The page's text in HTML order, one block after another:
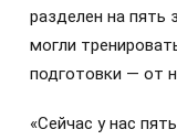
разделен на пять
могли
подготовки — от
«Сейчас у нас